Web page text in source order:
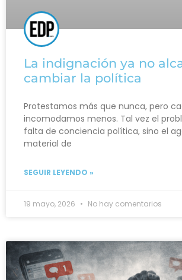
La indignación ya no
cambiar la política
Protestamos más que nunca, pero
incomodamos menos. Tal vez el
falta de conciencia política, sino el
material de
SEGUIR LEYENDO »
19 mayo, 2026 No hay comentarios